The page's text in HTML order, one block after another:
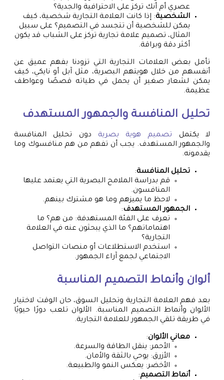
عصري أم أنك تركز على الاحترافية والجدية؟
الشخصية: إذا كانت العلامة التجارية شخصية، كيف
يمكن للشخصية أن تتجسد في التصميم؟ على سبيل
المثال، تصميم علامة تجارية تركز على الشباب قد يكون
أكثر دقة وبراقة.
تأمل بعض العلامات التجارية التي تزودنا بفهم عميق عن
أنفسهم من خلال هويتهم البصرية، مثل آبل أو نايكي، كيف
يمكن لشعار صغير أن يحمل في طياته قصصًا وعواطف
عظيمة.
تحليل المنافسة والجمهور المستهدف
لا يكتمل تصميم هوية بصرية دون تحليل المنافسة
والجمهور المستهدف. يجب أن تفهم من هم منافسوك وما
يقدمونه.
تحليل المنافسة:
قم بدراسة الملامح البصرية التي يعتمد عليها
المنافسون.
لاحظ ما يميزهم وما هو مشترك بينهم.
الجمهور المستهدف:
تعرف على الفئة المستهدفة: من هم؟ ما
اهتماماتهم؟ ما الذي يبحثون عنه في العلامة
التجارية؟
استخدم الاستطلاعات أو منصات التواصل
الاجتماعي لجمع آراء الجمهور.
ألوان وأنماط التصميم المناسبة
بعد فهم العلامة التجارية وتحليل السوق، حان الوقت لاختيار
الألوان وأنماط التصميم المناسبة. الألوان تلعب دورًا حيويًا
في طريقة تلقي الجمهور للعلامة التجارية.
معاني الألوان:
الأحمر: ينقل الطاقة والسرعة.
الأزرق: يوحي بالثقة والأمان.
الأخضر: يعكس النمو والطبيعة.
أنماط التصميم: